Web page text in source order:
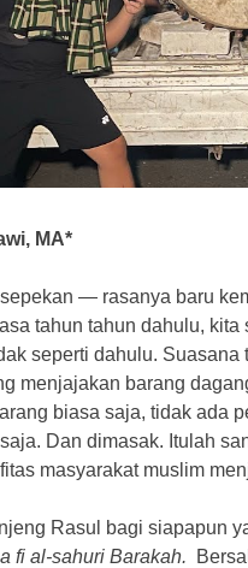
MA*
— rasanya baru
tahun tahun dahulu,
seperti dahulu. Suasana
menjajakan barang
biasa saja, tidak ada
Dan dimasak. Itulah
masyarakat muslim
Rasul bagi siapapun
fi al-sahuri Barakah.